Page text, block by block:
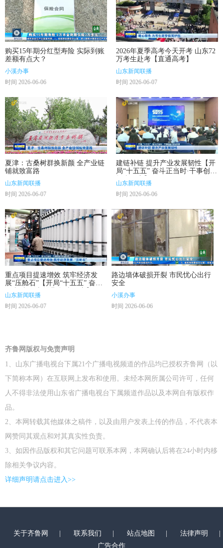
购买15年期分红型寿险 实际到账
差额有点大？
小溪办事
时间 2026-06-06
2026年夏季高考今天开考 山东72
万考生赴考【直通高考】
山东新闻联播
时间 2026-06-07
夏津：古桑树群换新颜 全产业链
铺就致富路
山东新闻联播
时间 2026-06-07
建链补链 提升产业发展韧性【开
局“十五五” 奋斗正当时·干事创业
担当尽责】
山东新闻联播
时间 2026-06-06
重点项目提速增效 筑牢经济发
展“压舱石”【开局“十五五” 奋斗
正当时·干事创业 担当尽责】
山东新闻联播
时间 2026-06-07
路边墙体破损开裂 市民忧心出行
安全
小溪办事
时间 2026-06-06
齐鲁网版权与免责声明
1、山东广播电视台下属21个广播电视频道的作品均已授权齐鲁网（以
下简称本网）在互联网上发布和使用。未经本网所属公司许可，任何
人不得非法使用山东省广播电视台下属频道作品以及本网自有版权作
品。
2、本网转载其他媒体之稿件，以及由用户发表上传的作品，不代表本
网赞同其观点和对其真实性负责。
3、如因作品版权和其它问题可联系本网，本网确认后将在24小时内移
除相关争议内容。
详细声明请点击进入>>
关于齐鲁网 联系我们 站点地图 法律声明
广告合作